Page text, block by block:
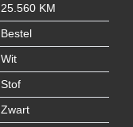
25.560 KM
Bestel
Wit
Stof
Zwart